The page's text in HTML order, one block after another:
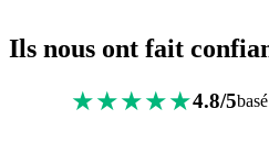
Ils nous ont fait
★★★★★4.8/5